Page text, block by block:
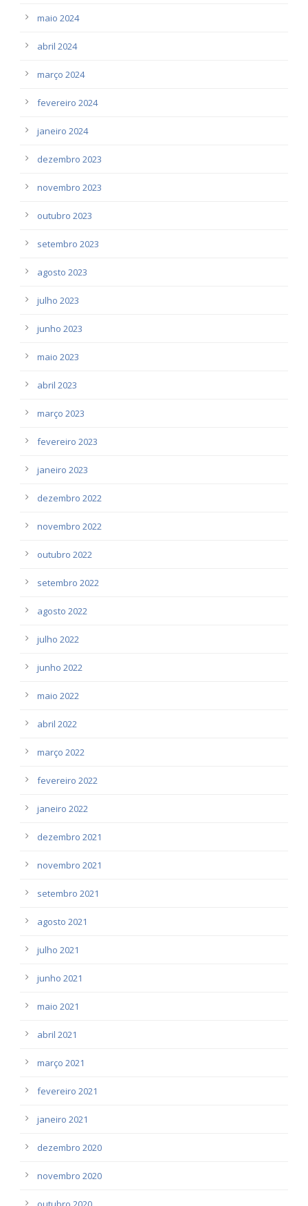
maio 2024
abril 2024
março 2024
fevereiro 2024
janeiro 2024
dezembro 2023
novembro 2023
outubro 2023
setembro 2023
agosto 2023
julho 2023
junho 2023
maio 2023
abril 2023
março 2023
fevereiro 2023
janeiro 2023
dezembro 2022
novembro 2022
outubro 2022
setembro 2022
agosto 2022
julho 2022
junho 2022
maio 2022
abril 2022
março 2022
fevereiro 2022
janeiro 2022
dezembro 2021
novembro 2021
setembro 2021
agosto 2021
julho 2021
junho 2021
maio 2021
abril 2021
março 2021
fevereiro 2021
janeiro 2021
dezembro 2020
novembro 2020